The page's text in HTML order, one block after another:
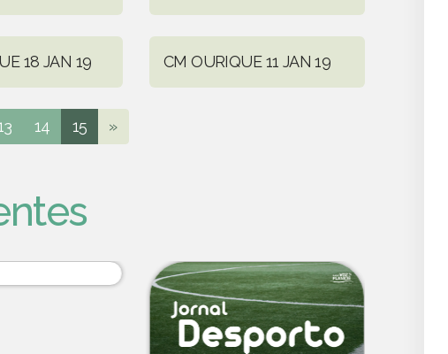
18 JAN 19 CM OURIQUE 11 JAN 19
14 15 »